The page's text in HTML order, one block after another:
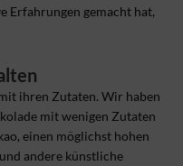
Erfahrungen gemacht hat,
ihren Zutaten. Wir haben
mit wenigen Zutaten
einen möglichst hohen
andere künstliche